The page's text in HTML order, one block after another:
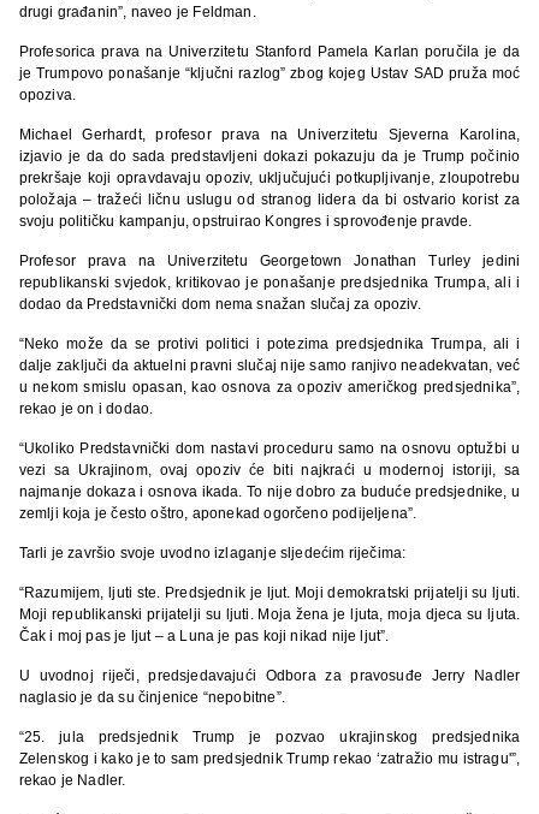
drugi građanin”, naveo je Feldman.
Profesorica prava na Univerzitetu Stanford Pamela Karlan poručila je da
je Trumpovo ponašanje “ključni razlog” zbog kojeg Ustav SAD pruža moć
opoziva.
Michael Gerhardt​,
profesor prava na Univerzitetu Sjeverna Karolina,
izjavio je da do sada predstavljeni dokazi pokazuju da je Trump počinio
prekršaje koji opravdavaju opoziv, uključujući potkupljivanje, zloupotrebu
položaja – tražeći ličnu uslugu od stranog lidera da bi ostvario korist za
svoju političku kampanju, opstruirao Kongres i sprovođenje pravde.
Profesor prava na Univerzitetu Georgetown Jonathan Turley​
jedini
republikanski svjedok, kritikovao je ponašanje predsjednika Trumpa, ali i
dodao da Predstavnički dom nema snažan slučaj za opoziv.
“Neko može da se protivi politici i potezima predsjednika Trumpa, ali i
dalje zaključi da aktuelni pravni slučaj nije samo ranjivo neadekvatan, već
u nekom smislu opasan, kao osnova za opoziv američkog predsjednika”,
rekao je on i dodao.
“Ukoliko Predstavnički dom nastavi proceduru samo na osnovu optužbi u
vezi sa Ukrajinom, ovaj opoziv će biti najkraći u modernoj istoriji, sa
najmanje dokaza i osnova ikada. To nije dobro za buduće predsjednike, u
zemlji koja je često oštro, aponekad ogorčeno podijeljena”.
Tarli je završio svoje uvodno izlaganje sljedećim riječima:
“Razumijem, ljuti ste. Predsjednik je ljut. Moji demokratski prijatelji su ljuti.
Moji republikanski prijatelji su ljuti. Moja žena je ljuta, moja djeca su ljuta.
Čak i moj pas je ljut – a Luna je pas koji nikad nije ljut”.
U uvodnoj riječi, predsjedavajući Odbora za pravosuđe Jerry Nadler
naglasio je da su činjenice “nepobitne”.
“25. jula predsjednik Trump je pozvao ukrajinskog predsjednika
Zelenskog i kako je to sam predsjednik Trump rekao ‘zatražio mu istragu'”,
rekao je Nadler.